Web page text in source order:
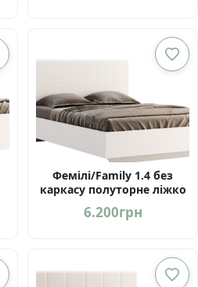
Фемілі/Family 1.4 без
каркасу полуторне ліжко
від фабрики МироМарк
6.200грн